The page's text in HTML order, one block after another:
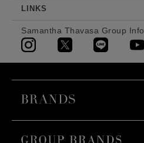
LINKS
Samantha Thavasa Group Info.